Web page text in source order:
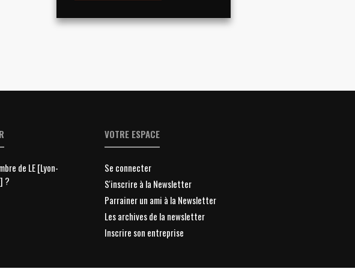
de LE [Lyon-
?
VOTRE ESPACE
Se connecter
S'inscrire à la Newsletter
Parrainer un ami à la Newsletter
Les archives de la newsletter
Inscrire son entreprise